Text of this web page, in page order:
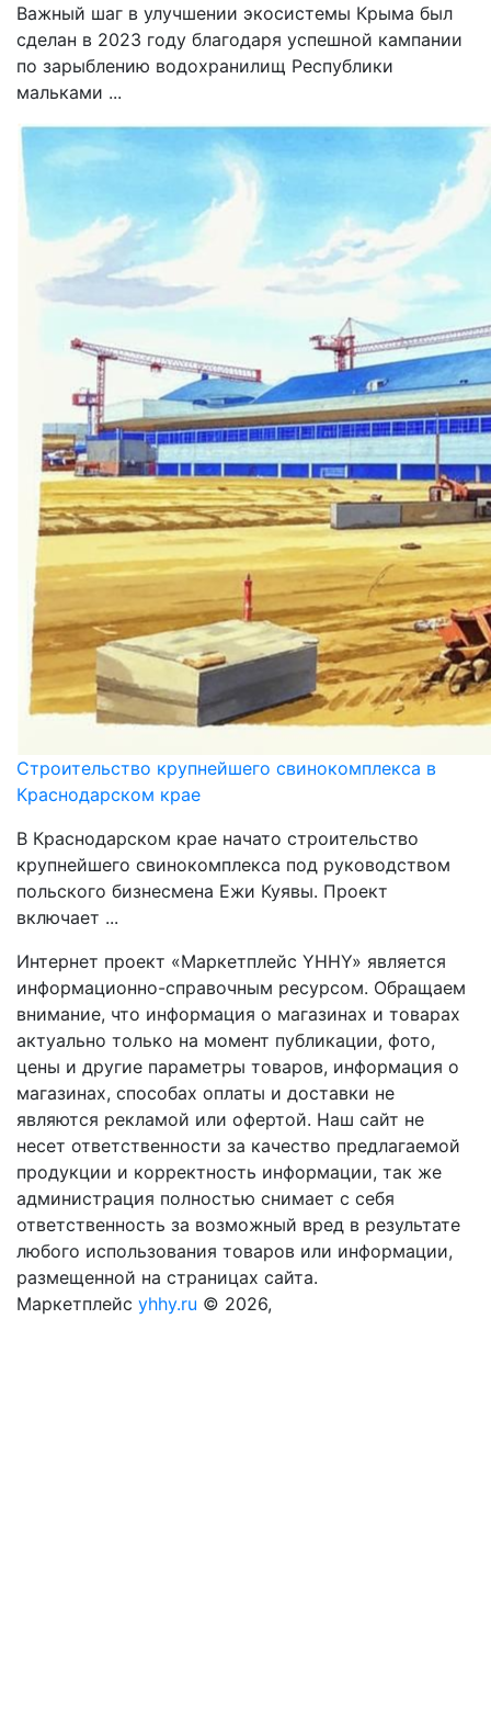
Важный шаг в улучшении экосистемы Крыма был
сделан в 2023 году благодаря успешной кампании
по зарыблению водохранилищ Республики
мальками ...
Строительство крупнейшего свинокомплекса в
Краснодарском крае
В Краснодарском крае начато строительство
крупнейшего свинокомплекса под руководством
польского бизнесмена Ежи Куявы. Проект
включает ...
Интернет проект «Маркетплейс YHHY» является
информационно-справочным ресурсом. Обращаем
внимание, что информация о магазинах и товарах
актуально только на момент публикации, фото,
цены и другие параметры товаров, информация о
магазинах, способах оплаты и доставки не
являются рекламой или офертой. Наш сайт не
несет ответственности за качество предлагаемой
продукции и корректность информации, так же
администрация полностью снимает с себя
ответственность за возможный вред в результате
любого использования товаров или информации,
размещенной на страницах сайта.
Маркетплейс yhhy.ru © 2026,